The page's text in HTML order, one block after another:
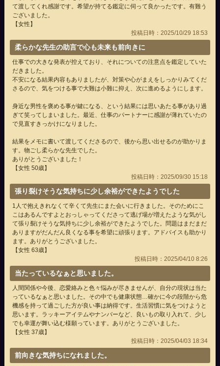
て渡してくれ感謝です。希望が持てる鑑定に伺って良かったです。有難う
ございました。
【女性】
投稿日時：2025/10/29 18:53
柔らかな先生の助言で心も未来も前向きに
仕事での大きな発表が控えており、それについての注意点を鑑定していた
だきました。
不安になる結果内容もありましたが、対策や心がまえをしっかりみてくだ
さるので、気をつける事で大難は小難に抑え、次に進めるようにします。
身近な男性を褒める事が鍵になる、という結果には思いあたる事があり過
ぎて笑ってしまいました。最近、仕事のパートナーに感謝が薄れていたの
で見直すきっかけになりました。
結果をメモに書いて渡してくださるので、後から思い出せるのが助かりま
す。物ごし柔らかな先生でした。
ありがとうございました！
【女性 50歳】
投稿日時：2025/09/30 15:18
張り裂けそうな気持ちに少し余裕ができたようでした
1人で抱えきれなくて辛くて先生にまた会いに行きました。そのためにこ
こはあるんですよとおっしゃってくださって逃げ場が増えたような気がし
て張り裂けそうな気持ちに少し余裕ができたようでした。問題はまだまだ
ありますがだんだん良くなる事を希望に頑張ります。アドバイスも助かり
ます。ありがとうございました。
【女性 63歳】
投稿日時：2025/04/10 8:26
当たっているなぁと思いました。
人間関係や今後、恋愛絡みと色々悩みが尽きませんが、自分の現状は当た
っているなぁと思いました。その中でも健康状態…確かに今の段階から危
機感を持って過ごした方が良い事は納得です。生活習慣に気をつけようと
思います。ラッキーアイテムやナンバーなど、良いもの取り入れて、少し
でも幸運が舞い込む様願っています。ありがとうございました。
【女性 37歳】
投稿日時：2025/04/03 18:34
前向きな気持ちになれました。